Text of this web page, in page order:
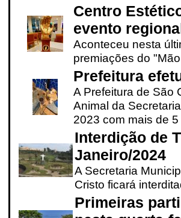
Centro
evento
Aconteceu nesta
premiações do
Prefeitura
A Prefeitura de São
Animal da
2023 com mais de 5
Interdição de
Janeiro/2024
A Secretaria
Cristo ficará
Primeiras